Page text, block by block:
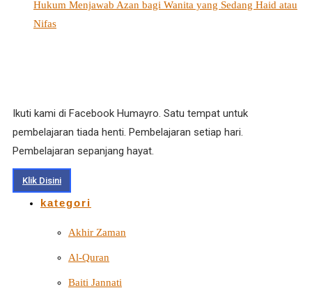
Hukum Menjawab Azan bagi Wanita yang Sedang Haid atau
Nifas
Ikuti kami di Facebook Humayro. Satu tempat untuk
pembelajaran tiada henti. Pembelajaran setiap hari.
Pembelajaran sepanjang hayat.
Klik Disini
kategori
Akhir Zaman
Al-Quran
Baiti Jannati